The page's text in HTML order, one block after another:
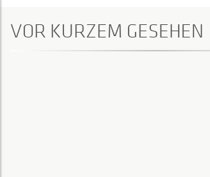
VOR KURZEM GESEHEN